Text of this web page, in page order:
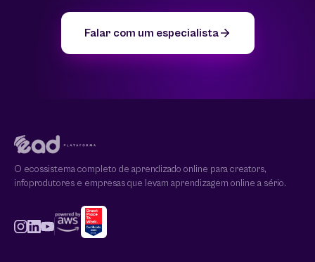
Falar com um especialista
O ecossistema completo de aprendizado online para creators,
infoprodutores e empresas que levam aprendizagem online a sério.